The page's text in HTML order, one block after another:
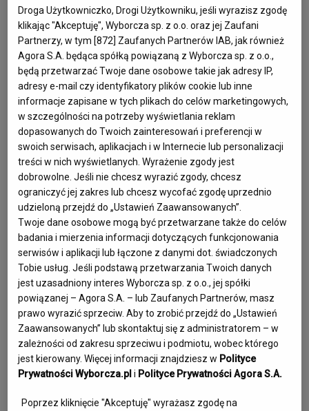
W imieniu najbliższej rodziny chciałbym powiedzieć parę
słów na temat naszego Taty, Antoniego.
Gdy miał niecałe 15 lat, Tata zaczął swoją pierwszą pracę
jako uczeń u okolicznego kowala na swojej rodzinnej
Białostocczyźnie,
Po paru latach zaczął szukać swojego własnego miejsca na
świecie, trafiając między innymi do pracy w hucie w
Legnicy, do lodziarni w Międzyzdrojach i w końcu do
Szczecina za namową kolegi.
W Szczecinie Tata zatrudnił się w Stoczni Szczecińskiej,
gdzie przepracował ponad 40 lat, zaczynając jako zwyczajny
pracownik fizyczny, a że był bardzo ambitny, po 10 latach
zaocznej nauki w technikum, a następnie Politechnice
Szczecińskiej awansował na stanowisko specjalisty do
spraw spawalnictwa po uzyskaniu dyplomu inżyniera.
Tata był patriotą i zawsze uważał, że uczciwością i ciężką
pracą można zmieniać świat. Wierząc w lepszą Polskę w
latach 80. wspierał między innymi ruch Solidarności w
Droga Użytkowniczko, Drogi Użytkowniku, jeśli wyrazisz zgodę
klikając "Akceptuję", Wyborcza sp. z o.o. oraz jej Zaufani
Partnerzy, w tym [872] Zaufanych Partnerów IAB, jak również
Agora S.A. będąca spółką powiązaną z Wyborcza sp. z o.o.,
będą przetwarzać Twoje dane osobowe takie jak adresy IP,
adresy e-mail czy identyfikatory plików cookie lub inne
informacje zapisane w tych plikach do celów marketingowych,
w szczególności na potrzeby wyświetlania reklam
dopasowanych do Twoich zainteresowań i preferencji w
swoich serwisach, aplikacjach i w Internecie lub personalizacji
treści w nich wyświetlanych. Wyrażenie zgody jest
dobrowolne. Jeśli nie chcesz wyrazić zgody, chcesz
ograniczyć jej zakres lub chcesz wycofać zgodę uprzednio
udzieloną przejdź do „Ustawień Zaawansowanych”.
Twoje dane osobowe mogą być przetwarzane także do celów
badania i mierzenia informacji dotyczących funkcjonowania
serwisów i aplikacji lub łączone z danymi dot. świadczonych
Tobie usług. Jeśli podstawą przetwarzania Twoich danych
jest uzasadniony interes Wyborcza sp. z o.o., jej spółki
powiązanej – Agora S.A. – lub Zaufanych Partnerów, masz
prawo wyrazić sprzeciw. Aby to zrobić przejdź do „Ustawień
Zaawansowanych” lub skontaktuj się z administratorem – w
zależności od zakresu sprzeciwu i podmiotu, wobec którego
jest kierowany. Więcej informacji znajdziesz w Polityce
Prywatności Wyborcza.pl i Polityce Prywatności Agora S.A.
Poprzez kliknięcie "Akceptuję" wyrażasz zgodę na